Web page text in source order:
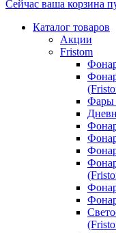
Сейчас ваша корзина
Каталог товаров
Акции
Fristom
Фары